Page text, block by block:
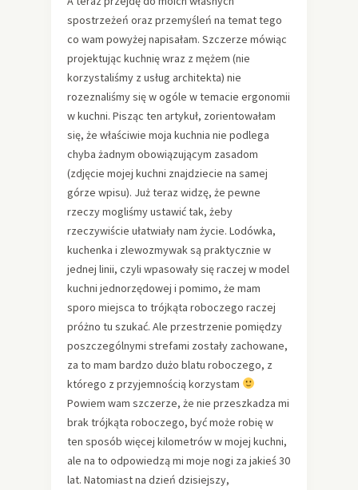
spostrzeżeń oraz przemyśleń na temat tego
co wam powyżej napisałam. Szczerze mówiąc
projektując kuchnię wraz z mężem (nie
korzystaliśmy z usług architekta) nie
rozeznaliśmy się w ogóle w temacie ergonomii
w kuchni. Pisząc ten artykuł, zorientowałam
się, że właściwie moja kuchnia nie podlega
chyba żadnym obowiązującym zasadom
(zdjęcie mojej kuchni znajdziecie na samej
górze wpisu). Już teraz widzę, że pewne
rzeczy mogliśmy ustawić tak, żeby
rzeczywiście ułatwiały nam życie. Lodówka,
kuchenka i zlewozmywak są praktycznie w
jednej linii, czyli wpasowały się raczej w model
kuchni jednorzędowej i pomimo, że mam
sporo miejsca to trójkąta roboczego raczej
próżno tu szukać. Ale przestrzenie pomiędzy
poszczególnymi strefami zostały zachowane,
za to mam bardzo dużo blatu roboczego, z
którego z przyjemnością korzystam
Powiem wam szczerze, że nie przeszkadza mi
brak trójkąta roboczego, być może robię w
ten sposób więcej kilometrów w mojej kuchni,
ale na to odpowiedzą mi moje nogi za jakieś 30
lat. Natomiast na dzień dzisiejszy,